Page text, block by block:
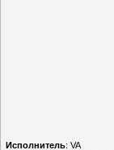
Исполнитель: VA